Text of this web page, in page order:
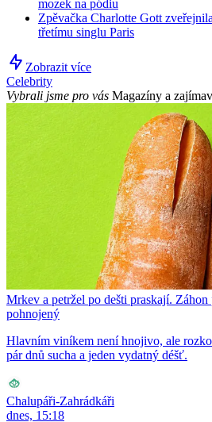
mozek na pódiu
Zpěvačka Charlotte Gott
třetímu singlu Paris
Zobrazit více
Celebrity
Vybrali jsme pro vás Magazíny a
Mrkev a petržel po dešti praskají.
pohnojený
Hlavním viníkem není hnojivo, ale
pár dnů sucha a jeden vydatný déšť.
Chalupáři-Zahrádkáři
dnes, 15:18